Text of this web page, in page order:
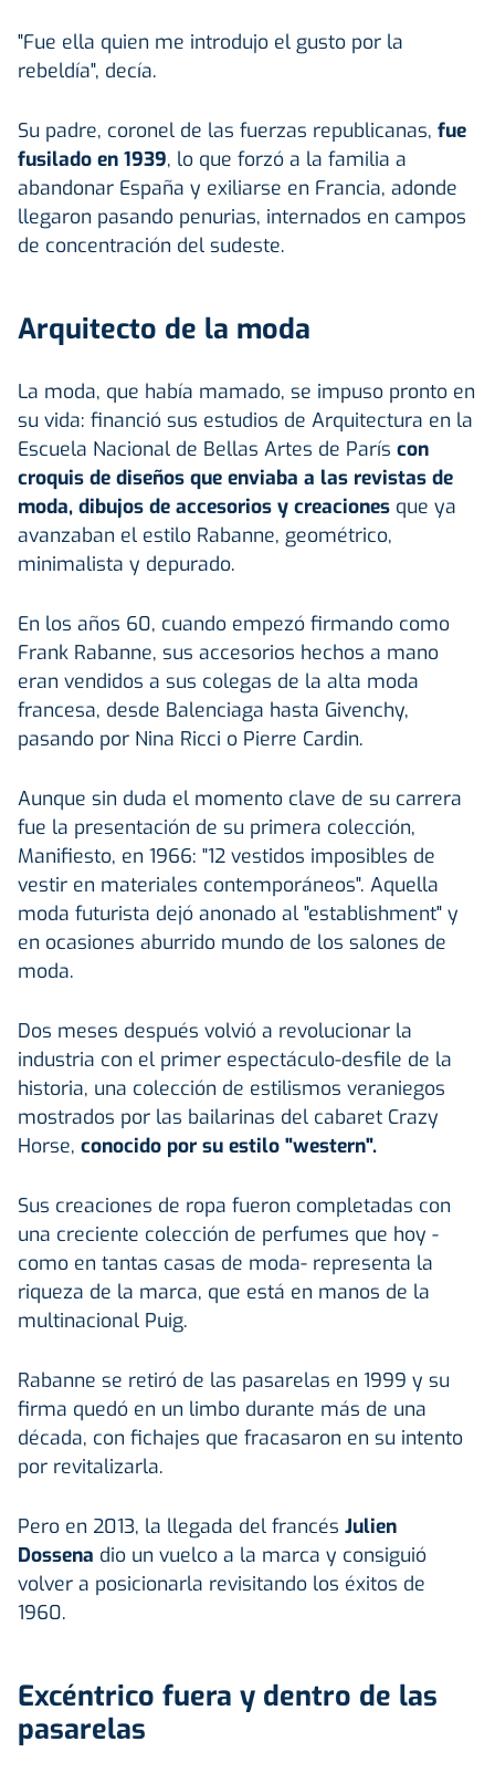
"Fue ella quien me introdujo el gusto por la
rebeldía", decía.
Su padre, coronel de las fuerzas republicanas, fue
fusilado en 1939, lo que forzó a la familia a
abandonar España y exiliarse en Francia, adonde
llegaron pasando penurias, internados en campos
de concentración del sudeste.
Arquitecto de la moda
La moda, que había mamado, se impuso pronto en
su vida: financió sus estudios de Arquitectura en la
Escuela Nacional de Bellas Artes de París con
croquis de diseños que enviaba a las revistas de
moda, dibujos de accesorios y creaciones que ya
avanzaban el estilo Rabanne, geométrico,
minimalista y depurado.
En los años 60, cuando empezó firmando como
Frank Rabanne, sus accesorios hechos a mano
eran vendidos a sus colegas de la alta moda
francesa, desde Balenciaga hasta Givenchy,
pasando por Nina Ricci o Pierre Cardin.
Aunque sin duda el momento clave de su carrera
fue la presentación de su primera colección,
Manifiesto, en 1966: "12 vestidos imposibles de
vestir en materiales contemporáneos". Aquella
moda futurista dejó anonado al "establishment" y
en ocasiones aburrido mundo de los salones de
moda.
Dos meses después volvió a revolucionar la
industria con el primer espectáculo-desfile de la
historia, una colección de estilismos veraniegos
mostrados por las bailarinas del cabaret Crazy
Horse, conocido por su estilo "western".
Sus creaciones de ropa fueron completadas con
una creciente colección de perfumes que hoy -
como en tantas casas de moda- representa la
riqueza de la marca, que está en manos de la
multinacional Puig.
Rabanne se retiró de las pasarelas en 1999 y su
firma quedó en un limbo durante más de una
década, con fichajes que fracasaron en su intento
por revitalizarla.
Pero en 2013, la llegada del francés Julien
Dossena dio un vuelco a la marca y consiguió
volver a posicionarla revisitando los éxitos de
1960.
Excéntrico fuera y dentro de las
pasarelas